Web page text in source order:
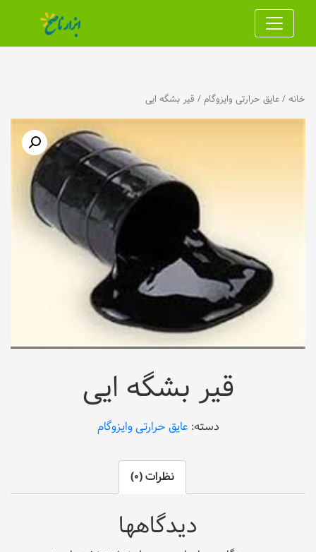
خانه / عایق حرارتی و‌ایزوگام / قیر بشگه ایی
قیر بشگه ایی
دسته: عایق حرارتی و‌ایزوگام
نظرات (0)
دیدگاهها